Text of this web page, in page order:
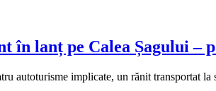
în lanț pe Calea Șagului –
autoturisme implicate, un rănit transportat